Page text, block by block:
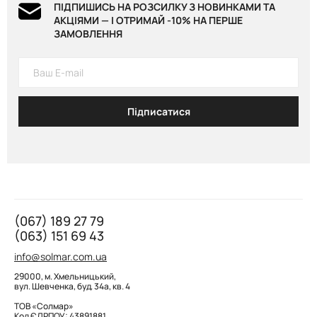
Лонгслів з вирізом, White 899 грн
Лонгслів з бантом, White 999 грн
Лонгслів, white 1 199 грн
ПІДПИШИСЬ НА РОЗСИЛКУ З НОВИНКАМИ ТА
АКЦІЯМИ — І ОТРИМАЙ -10% НА ПЕРШЕ
ЗАМОВЛЕННЯ
Підписатися
(067) 189 27 79
(063) 151 69 43
info@solmar.com.ua
29000, м. Хмельницький,
вул. Шевченка, буд. 34а, кв. 4
ТОВ «Солмар»